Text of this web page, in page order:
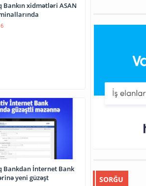
Bankın xidmətləri ASAN
Bankdan İnternet Bank
yeni güzəşt
SORĞU